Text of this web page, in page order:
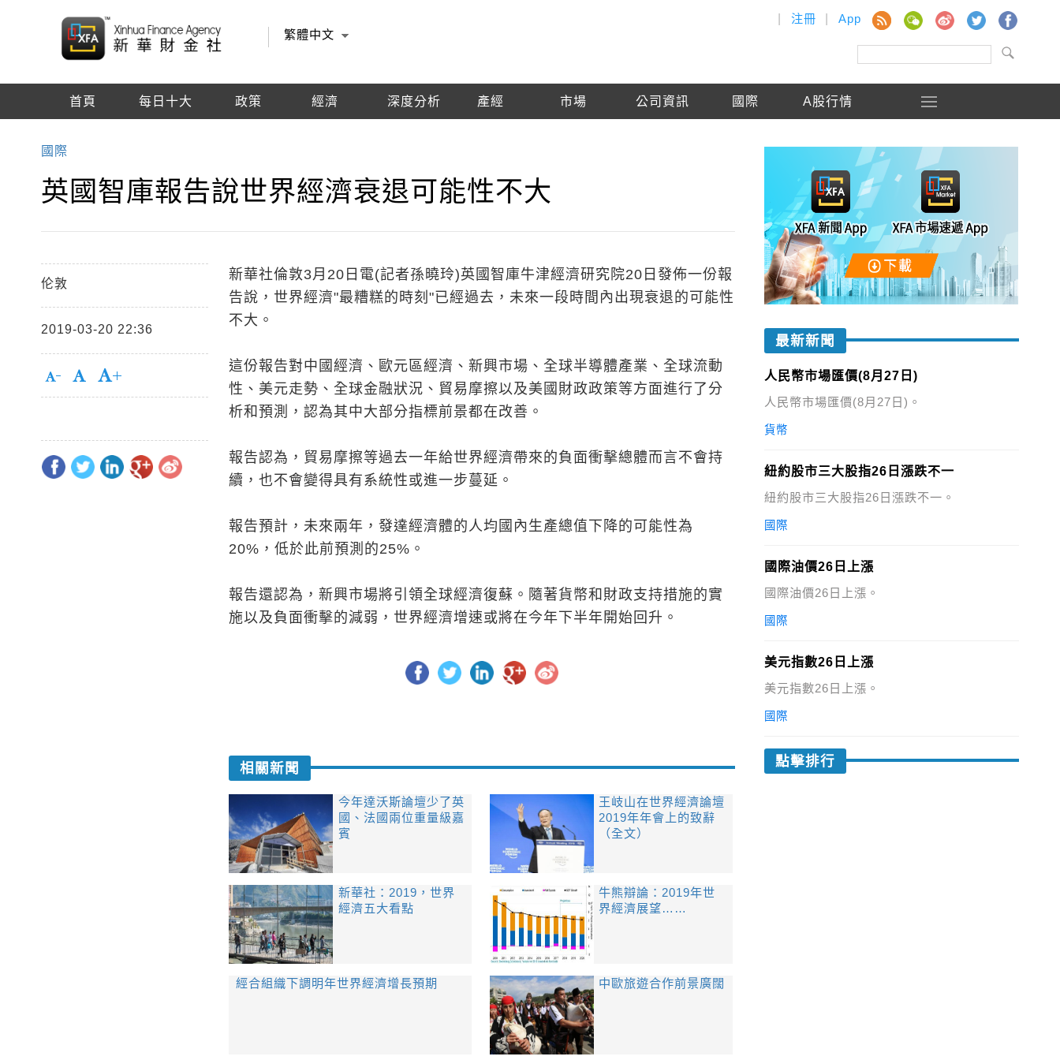
繁體中文
注冊 App
首頁 每日十大 政策 經濟 深度分析 產經 市場 公司資訊 國際 A股行情
國際
英國智庫報告說世界經濟衰退可能性不大
伦敦
2019-03-20 22:36
新華社倫敦3月20日電(記者孫曉玲)英國智庫牛津經濟研究院20日發佈一份報
告說，世界經濟"最糟糕的時刻"已經過去，未來一段時間內出現衰退的可能性
不大。
這份報告對中國經濟、歐元區經濟、新興市場、全球半導體產業、全球流動
性、美元走勢、全球金融狀況、貿易摩擦以及美國財政政策等方面進行了分
析和預測，認為其中大部分指標前景都在改善。
報告認為，貿易摩擦等過去一年給世界經濟帶來的負面衝擊總體而言不會持
續，也不會變得具有系統性或進一步蔓延。
報告預計，未來兩年，發達經濟體的人均國內生產總值下降的可能性為
20%，低於此前預測的25%。
報告還認為，新興市場將引領全球經濟復蘇。隨著貨幣和財政支持措施的實
施以及負面衝擊的減弱，世界經濟增速或將在今年下半年開始回升。
相關新聞
今年達沃斯論壇少了英
國、法國兩位重量級嘉
賓
王岐山在世界經濟論壇
2019年年會上的致辭
（全文）
新華社：2019，世界
經濟五大看點
牛熊辯論：2019年世
界經濟展望……
經合組織下調明年世界經濟增長預期 ​中歐旅遊合作前景廣闊
最新新聞
人民幣市場匯價(8月27日)
人民幣市場匯價(8月27日)。
貨幣
紐約股市三大股指26日漲跌不一
紐約股市三大股指26日漲跌不一。
國際
國際油價26日上漲
國際油價26日上漲。
國際
美元指數26日上漲
美元指數26日上漲。
國際
點擊排行